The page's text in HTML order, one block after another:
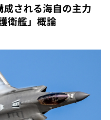
成される海自の主力
衛艦」概論